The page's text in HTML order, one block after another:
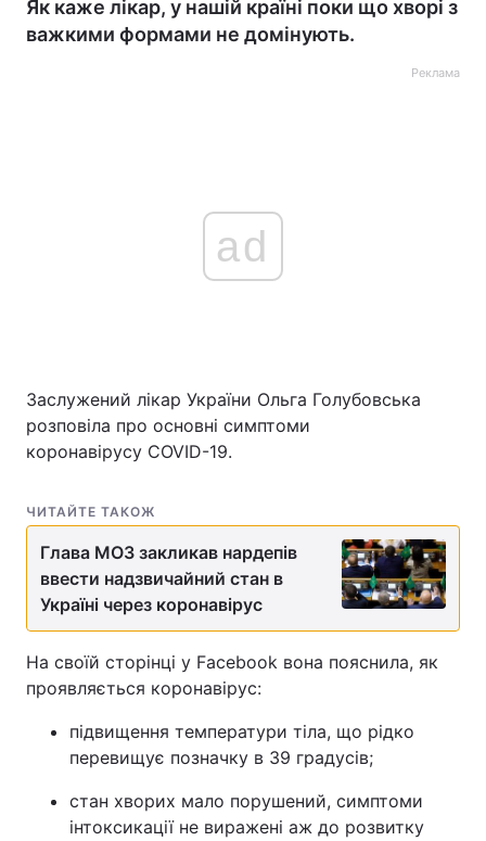
Як каже лікар, у нашій країні поки що хворі з
важкими формами не домінують.
Реклама
ad
Заслужений лікар України Ольга Голубовська
розповіла про основні симптоми
коронавірусу COVID-19.
ЧИТАЙТЕ ТАКОЖ
Глава МОЗ закликав нардепів
ввести надзвичайний стан в
Україні через коронавірус
На своїй сторінці у Facebook вона пояснила, як
проявляється коронавірус:
підвищення температури тіла, що рідко
перевищує позначку в 39 градусів;
стан хворих мало порушений, симптоми
інтоксикації не виражені аж до розвитку